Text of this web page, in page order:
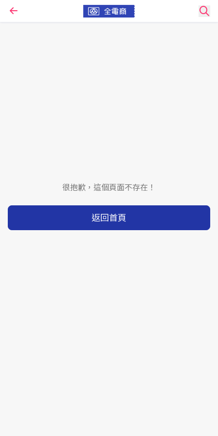
很抱歉，這個頁面不存在！
返回首頁